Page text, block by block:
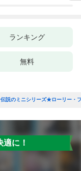
ランキング
無料
説のミニシリーズ★ローリー・
に！